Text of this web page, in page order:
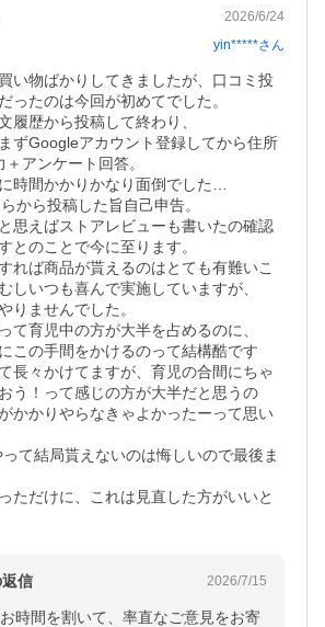
2026/6/24
yin*****さん
い物ばかりしてきましたが、口コミ投
ったのは今回が初めてでした。
履歴から投稿して終わり、
ずGoogleアカウント登録してから住所
アンケート回答。
時間かかりかなり面倒でした…
から投稿した旨自己申告。
思えばストアレビューも書いたの確認
とのことで今に至ります。
れば商品が貰えるのはとても有難いこ
しいつも喜んで実施していますが、
りませんでした。
て育児中の方が大半を占めるのに、
この手間をかけるのって結構酷です
長々かけてますが、育児の合間にちゃ
う！って感じの方が大半だと思うの
かかりやらなきゃよかったーって思い
て結局貰えないのは悔しいので最後ま
ただけに、これは見直した方がいいと
信 2026/7/15
時間を割いて、率直なご意見をお寄